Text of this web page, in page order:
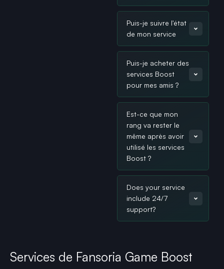
Puis-je suivre l'état
de mon service
Puis-je acheter des
services Boost
pour mes amis ?
Est-ce que mon
rang va rester le
même après avoir
utilisé les services
Boost ?
Does your service
include 24/7
support?
Services de Fansoria Game Boost